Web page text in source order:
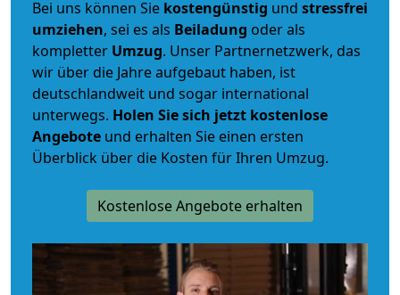
Bei uns können Sie kostengünstig und stressfrei
umziehen, sei es als Beiladung oder als
kompletter Umzug. Unser Partnernetzwerk, das
wir über die Jahre aufgebaut haben, ist
deutschlandweit und sogar international
unterwegs. Holen Sie sich jetzt kostenlose
Angebote und erhalten Sie einen ersten
Überblick über die Kosten für Ihren Umzug.
Kostenlose Angebote erhalten